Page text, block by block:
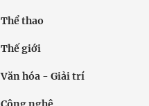
Thể thao
Thế giới
Văn hóa - Giải trí